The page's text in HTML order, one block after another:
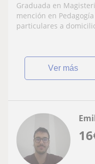
Graduada en
mención en
particulares a
ver más
16